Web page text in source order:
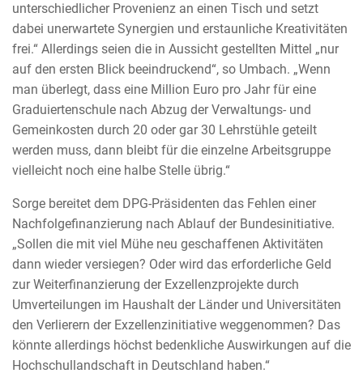
unterschiedlicher Provenienz an einen Tisch und setzt
dabei unerwartete Synergien und erstaunliche Kreativitäten
frei.“ Allerdings seien die in Aussicht gestellten Mittel „nur
auf den ersten Blick beeindruckend“, so Umbach. „Wenn
man überlegt, dass eine Million Euro pro Jahr für eine
Graduiertenschule nach Abzug der Verwaltungs- und
Gemeinkosten durch 20 oder gar 30 Lehrstühle geteilt
werden muss, dann bleibt für die einzelne Arbeitsgruppe
vielleicht noch eine halbe Stelle übrig.“
Sorge bereitet dem DPG-Präsidenten das Fehlen einer
Nachfolgefinanzierung nach Ablauf der Bundesinitiative.
„Sollen die mit viel Mühe neu geschaffenen Aktivitäten
dann wieder versiegen? Oder wird das erforderliche Geld
zur Weiterfinanzierung der Exzellenzprojekte durch
Umverteilungen im Haushalt der Länder und Universitäten
den Verlierern der Exzellenzinitiative weggenommen? Das
könnte allerdings höchst bedenkliche Auswirkungen auf die
Hochschullandschaft in Deutschland haben.“